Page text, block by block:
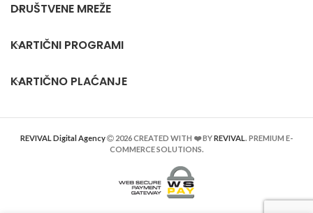
DRUŠTVENE MREŽE
KARTIČNI PROGRAMI
KARTIČNO PLAĆANJE
REVIVAL Digital Agency 2026 CREATED WITH ❤️ BYREVIVAL. PREMIUM E-
COMMERCE SOLUTIONS.